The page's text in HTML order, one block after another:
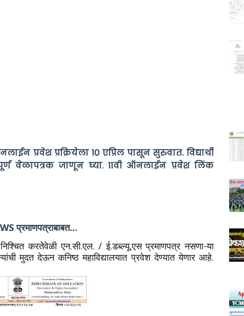
प्रवेश प्रक्रियेला 10 एप्रिल पासून सुरुवात. विद्यार्थी
वेळापत्रक जाणून घ्या. 11वी ऑनलाईन प्रवेश लिंक
प्रमाणपत्राबाबत...
करतेवेळी एन.सी.एल. / ई.डब्ल्यू.एस प्रमाणपत्र नसणा-या
मुदत देऊन कनिष्ठ महाविद्यालयात प्रवेश देण्यात येणार आहे.